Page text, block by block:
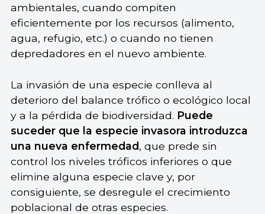
ambientales, cuando compiten
eficientemente por los recursos (alimento,
agua, refugio, etc.) o cuando no tienen
depredadores en el nuevo ambiente.
La invasión de una especie conlleva al
deterioro del balance trófico o ecológico local
y a la pérdida de biodiversidad. Puede
suceder que la especie invasora introduzca
una nueva enfermedad, que prede sin
control los niveles tróficos inferiores o que
elimine alguna especie clave y, por
consiguiente, se desregule el crecimiento
poblacional de otras especies.